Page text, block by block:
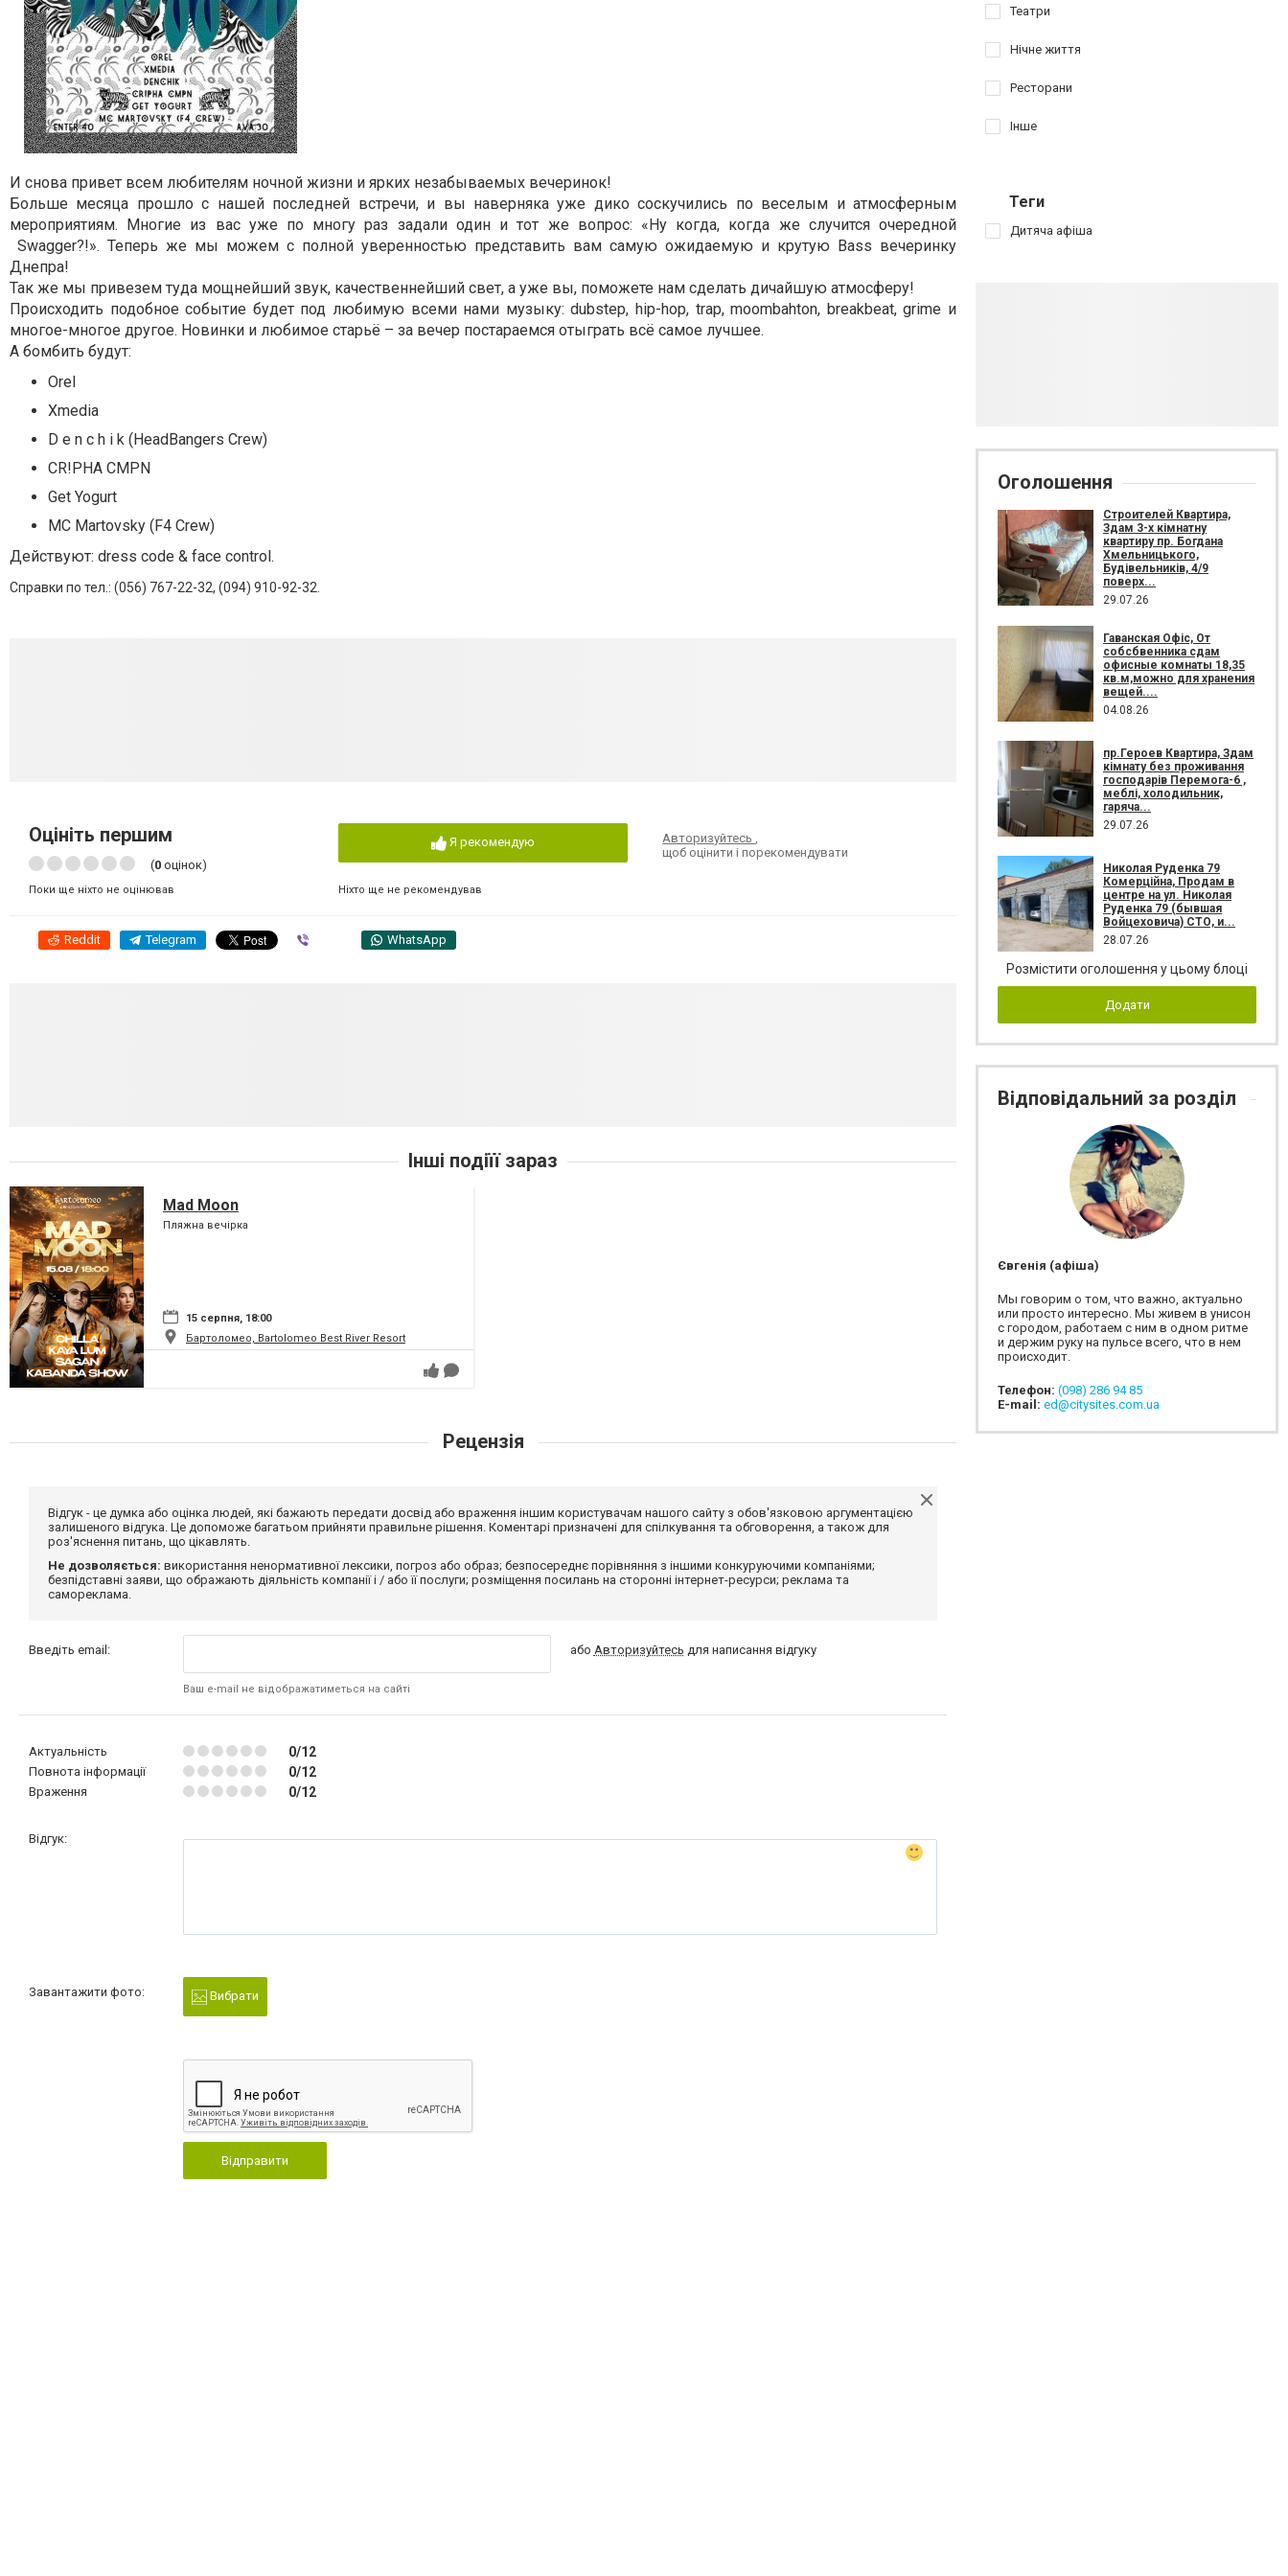
И снова привет всем любителям ночной жизни и ярких незабываемых вечеринок!
Больше месяца прошло с нашей последней встречи, и вы наверняка уже дико соскучились по веселым и атмосферным
мероприятиям. Многие из вас уже по многу раз задали один и тот же вопрос: «Ну когда, когда же случится очередной
Swagger?!». Теперь же мы можем с полной уверенностью представить вам самую ожидаемую и крутую Bass вечеринку
Днепра!
Так же мы привезем туда мощнейший звук, качественнейший свет, а уже вы, поможете нам сделать дичайшую атмосферу!
Происходить подобное событие будет под любимую всеми нами музыку: dubstep, hip-hop, trap, moombahton, breakbeat, grime и
многое-многое другое. Новинки и любимое старьё – за вечер постараемся отыграть всё самое лучшее.
А бомбить будут:
Orel
Xmedia
D e n c h i k (HeadBangers Crew)
CR!PHA CMPN
Get Yogurt
MC Martovsky (F4 Crew)
Действуют: dress code & face control.
Справки по тел.: (056) 767-22-32, (094) 910-92-32.
Оцініть першим
(0 оцінок)
Поки ще ніхто не оцінював
Я рекомендую
Ніхто ще не рекомендував
Авторизуйтесь,
щоб оцінити і порекомендувати
Reddit Telegram WhatsApp
Інші подіїї зараз
Mad Moon
Пляжна вечірка
15 серпня, 18:00
Бартоломео, Bartolomeo Best River Resort
Рецензія
Відгук - це думка або оцінка людей, які бажають передати досвід або враження іншим користувачам нашого сайту з обов'язковою аргументацією
залишеного відгука. Це допоможе багатьом прийняти правильне рішення. Коментарі призначені для спілкування та обговорення, а також для
роз'яснення питань, що цікавлять.
Не дозволяється: використання ненормативної лексики, погроз або образ; безпосереднє порівняння з іншими конкуруючими компаніями;
безпідставні заяви, що ображають діяльність компанії і / або її послуги; розміщення посилань на сторонні інтернет-ресурси; реклама та
самореклама.
Введіть email:
Ваш e-mail не відображатиметься на сайті
або Авторизуйтесь для написання відгуку
Актуальність 0/12
Повнота інформації 0/12
Враження 0/12
Відгук:
Завантажити фото: Вибрати
Відправити
Театри
Нічне життя
Ресторани
Інше
Теги
Дитяча афіша
Оголошення
Строителей Квартира,
Здам 3-х кімнатну
квартиру пр. Богдана
Хмельницького,
Будівельників, 4/9
поверх...
29.07.26
Гаванская Офіс, От
собсбвенника сдам
офисные комнаты 18,35
кв.м,можно для хранения
вещей....
04.08.26
пр.Героев Квартира, Здам
кімнату без проживання
господарів Перемога-6 ,
меблі, холодильник,
гаряча...
29.07.26
Николая Руденка 79
Комерційна, Продам в
центре на ул. Николая
Руденка 79 (бывшая
Войцеховича) СТО, и...
28.07.26
Розмістити оголошення у цьому блоці
Додати
Відповідальний за розділ
Євгенія (афіша)
Мы говорим о том, что важно, актуально
или просто интересно. Мы живем в унисон
с городом, работаем с ним в одном ритме
и держим руку на пульсе всего, что в нем
происходит.
Телефон: (098) 286 94 85
E-mail: ed@citysites.com.ua